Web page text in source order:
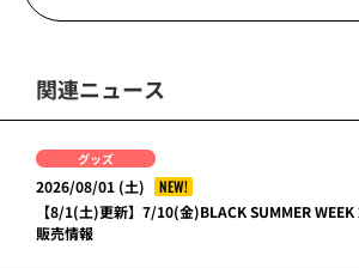
関連ニュース
グッズ
2026/08/01 (土)
NEW!
【8/1(土)更新】7/10(金)BLACK SUMMER
販売情報